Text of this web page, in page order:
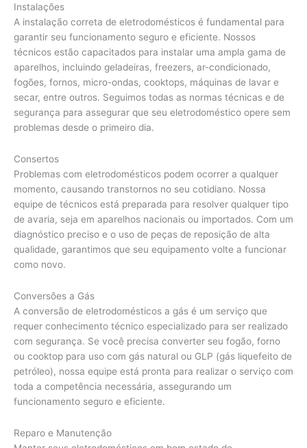
Instalações
A instalação correta de eletrodomésticos é fundamental para
garantir seu funcionamento seguro e eficiente. Nossos
técnicos estão capacitados para instalar uma ampla gama de
aparelhos, incluindo geladeiras, freezers, ar-condicionado,
fogões, fornos, micro-ondas, cooktops, máquinas de lavar e
secar, entre outros. Seguimos todas as normas técnicas e de
segurança para assegurar que seu eletrodoméstico opere sem
problemas desde o primeiro dia.
Consertos
Problemas com eletrodomésticos podem ocorrer a qualquer
momento, causando transtornos no seu cotidiano. Nossa
equipe de técnicos está preparada para resolver qualquer tipo
de avaria, seja em aparelhos nacionais ou importados. Com um
diagnóstico preciso e o uso de peças de reposição de alta
qualidade, garantimos que seu equipamento volte a funcionar
como novo.
Conversões a Gás
A conversão de eletrodomésticos a gás é um serviço que
requer conhecimento técnico especializado para ser realizado
com segurança. Se você precisa converter seu fogão, forno
ou cooktop para uso com gás natural ou GLP (gás liquefeito de
petróleo), nossa equipe está pronta para realizar o serviço com
toda a competência necessária, assegurando um
funcionamento seguro e eficiente.
Reparo e Manutenção